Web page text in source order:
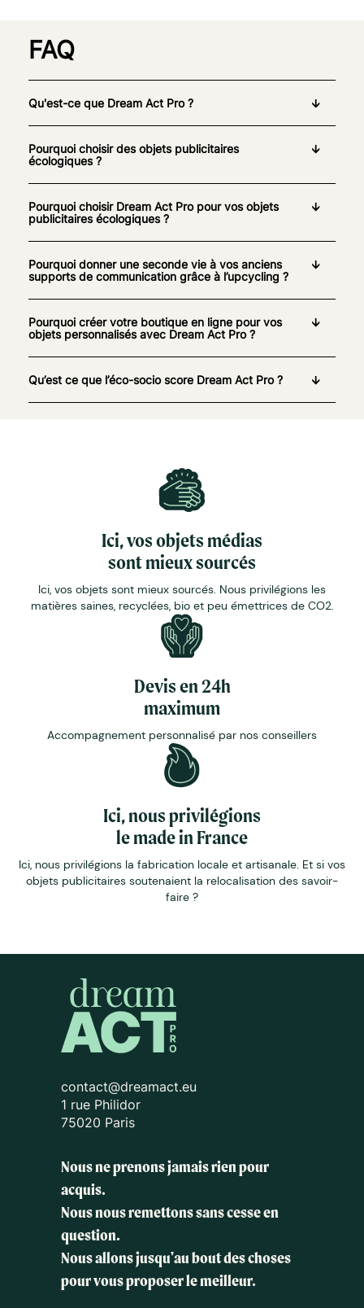
FAQ
Qu'est-ce que Dream Act Pro ?
Pourquoi choisir des objets publicitaires
écologiques ?
Pourquoi choisir Dream Act Pro pour vos objets
publicitaires écologiques ?
Pourquoi donner une seconde vie à vos anciens
supports de communication grâce à l’upcycling ?
Pourquoi créer votre boutique en ligne pour vos
objets personnalisés avec Dream Act Pro ?
Qu’est ce que l’éco-socio score Dream Act Pro ?
Ici, vos objets médias
sont mieux sourcés
Ici, vos objets sont mieux sourcés. Nous privilégions les
matières saines, recyclées, bio et peu émettrices de CO2.
Devis en 24h
maximum
Accompagnement personnalisé par nos conseillers
Ici, nous privilégions
le made in France
Ici, nous privilégions la fabrication locale et artisanale. Et si vos
objets publicitaires soutenaient la relocalisation des savoir-
faire ?
contact@dreamact.eu
1 rue Philidor
75020 Paris
Nous ne prenons jamais rien pour
acquis.
Nous nous remettons sans cesse en
question.
Nous allons jusqu'au bout des choses
pour vous proposer le meilleur.